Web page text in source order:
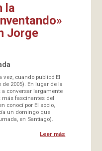
la
Jorge
vez, cuando publicó El
2005). En lugar de la
conversar largamente
más fascinantes del
conocí por El socio,
un domingo que
en Santiago).
Leer más